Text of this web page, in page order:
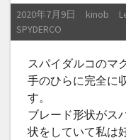
Posted on
2020年7月9日 Posted
kinob
Tags:
SPYDERCO
スパイダルコのマ
手のひらに完全に
す。
ブレード形状がス
状をしていて私は